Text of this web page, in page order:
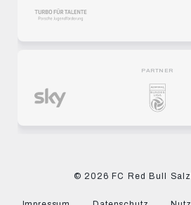
PARTNER
© 2026 FC Red Bull